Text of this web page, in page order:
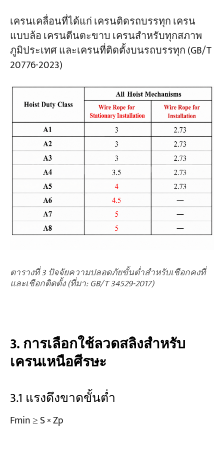
เครนเคลื่อนที่ได้แก่ เครนติดรถบรรทุก เครน
แบบล้อ เครนตีนตะขาบ เครนสำหรับทุกสภาพ
ภูมิประเทศ และเครนที่ติดตั้งบนรถบรรทุก (GB/T
20776-2023)
ตารางที่ 3 ปัจจัยความปลอดภัยขั้นต่ำสำหรับเชือกคงที่
และเชือกติดตั้ง (ที่มา: GB/T 34529-2017)
3. การเลือกใช้ลวดสลิงสำหรับ
เครนเหนือศีรษะ
3.1 แรงดึงขาดขั้นต่ำ
Fmin ≥ S × Zp